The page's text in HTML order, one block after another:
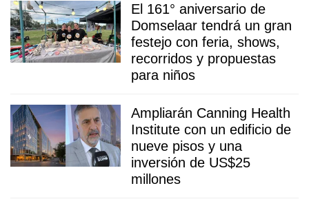
El 161° aniversario de
Domselaar tendrá un gran
festejo con feria, shows,
recorridos y propuestas
para niños
Ampliarán Canning Health
Institute con un edificio de
nueve pisos y una
inversión de US$25
millones